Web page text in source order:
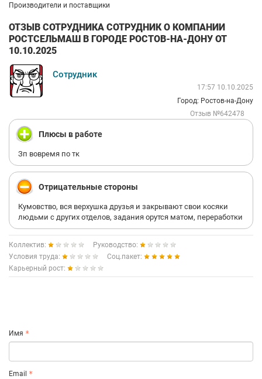
Производители и поставщики
ОТЗЫВ СОТРУДНИКА СОТРУДНИК О КОМПАНИИ
РОСТСЕЛЬМАШ В ГОРОДЕ РОСТОВ-НА-ДОНУ ОТ
10.10.2025
Сотрудник
17:57 10.10.2025
Город: Ростов-на-Дону
Отзыв №642478
Плюсы в работе
Зп вовремя по тк
Отрицательные стороны
Кумовство, вся верхушка друзья и закрывают свои косяки
людьми с других отделов, задания орутся матом, переработки
Коллектив:
Руководство:
Условия труда:
Соц.пакет:
Карьерный рост:
Имя
Email